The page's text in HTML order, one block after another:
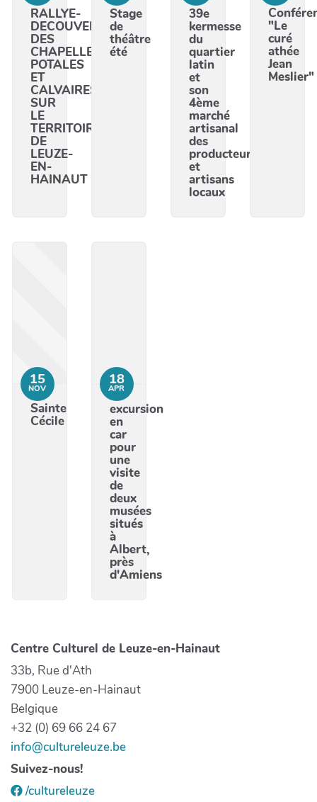
RALLYE-
DECOUVERTE
DES
CHAPELLES,
POTALES
ET
CALVAIRES
SUR
LE
TERRITOIRE
DE
LEUZE-
EN-
HAINAUT
Stage
de
théâtre
été
39e
kermesse
du
quartier
latin
et
son
4ème
marché
artisanal
des
producteurs
et
artisans
locaux
"Le
curé
athée
Jean
Meslier"
Sainte
Cécile
15
NOV
excursion
en
car
pour
une
visite
de
deux
musées
situés
à
Albert,
près
d'Amiens
18
APR
Centre Culturel de Leuze-en-Hainaut
33b, Rue d'Ath
7900 Leuze-en-Hainaut
Belgique
+32 (0) 69 66 24 67
info@cultureleuze.be
Suivez-nous!
/cultureleuze